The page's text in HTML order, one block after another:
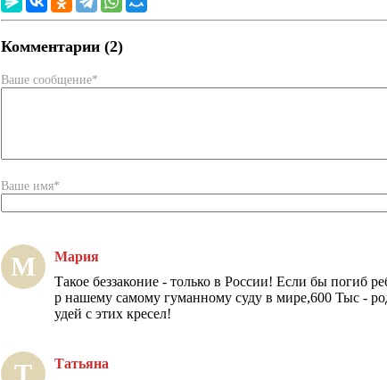
Комментарии (2)
Ваше сообщение*
Ваше имя*
М Мария
Такое беззаконие - только в России! Если бы погиб
р нашему самому гуманному суду в мире,600 Тыс -
удей с этих кресел!
Т Татьяна